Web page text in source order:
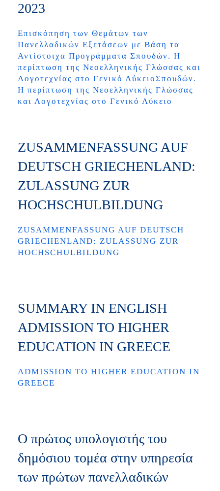
2023
Επισκόπηση των Θεμάτων των
Πανελλαδικών Εξετάσεων με Βάση τα
Αντίστοιχα Προγράμματα Σπουδών. Η
περίπτωση της Νεοελληνικής Γλώσσας και
Λογοτεχνίας στο Γενικό ΛύκειοΣπουδών.
Η περίπτωση της Νεοελληνικής Γλώσσας
και Λογοτεχνίας στο Γενικό Λύκειο
ZUSAMMENFASSUNG AUF
DEUTSCH GRIECHENLAND:
ZULASSUNG ZUR
HOCHSCHULBILDUNG
ZUSAMMENFASSUNG AUF DEUTSCH
GRIECHENLAND: ZULASSUNG ZUR
HOCHSCHULBILDUNG
SUMMARY IN ENGLISH
ADMISSION TO HIGHER
EDUCATION IN GREECE
ADMISSION TO HIGHER EDUCATION IN
GREECE
Ο πρώτος υπολογιστής του
δημόσιου τομέα στην υπηρεσία
των πρώτων πανελλαδικών